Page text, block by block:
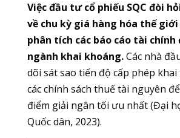
Việc đầu tư cổ phiếu SQC đòi
về chu kỳ giá hàng hóa thế
phân tích các báo cáo tài chính
ngành khai khoáng.Các nhà
dõi sát sao tiến độ cấp phép khai
các chính sách thuế tài nguyên
điểm giải ngân tối ưu nhất (Đại
Quốc dân, 2023).